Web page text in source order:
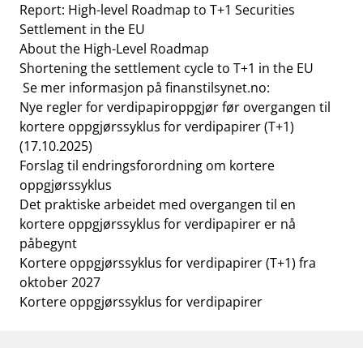
Report: High-level Roadmap to T+1 Securities
Settlement in the EU
About the High-Level Roadmap
Shortening the settlement cycle to T+1 in the EU
Se mer informasjon på finanstilsynet.no:
Nye regler for verdipapiroppgjør før overgangen til
kortere oppgjørssyklus for verdipapirer (T+1)
(17.10.2025)
Forslag til endringsforordning om kortere
oppgjørssyklus
Det praktiske arbeidet med overgangen til en
kortere oppgjørssyklus for verdipapirer er nå
påbegynt
Kortere oppgjørssyklus for verdipapirer (T+1) fra
oktober 2027
Kortere oppgjørssyklus for verdipapirer